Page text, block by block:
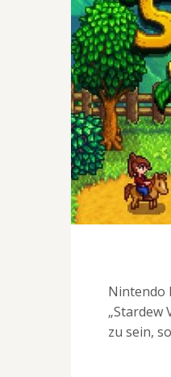
Nintendo
„Stardew
zu sein,